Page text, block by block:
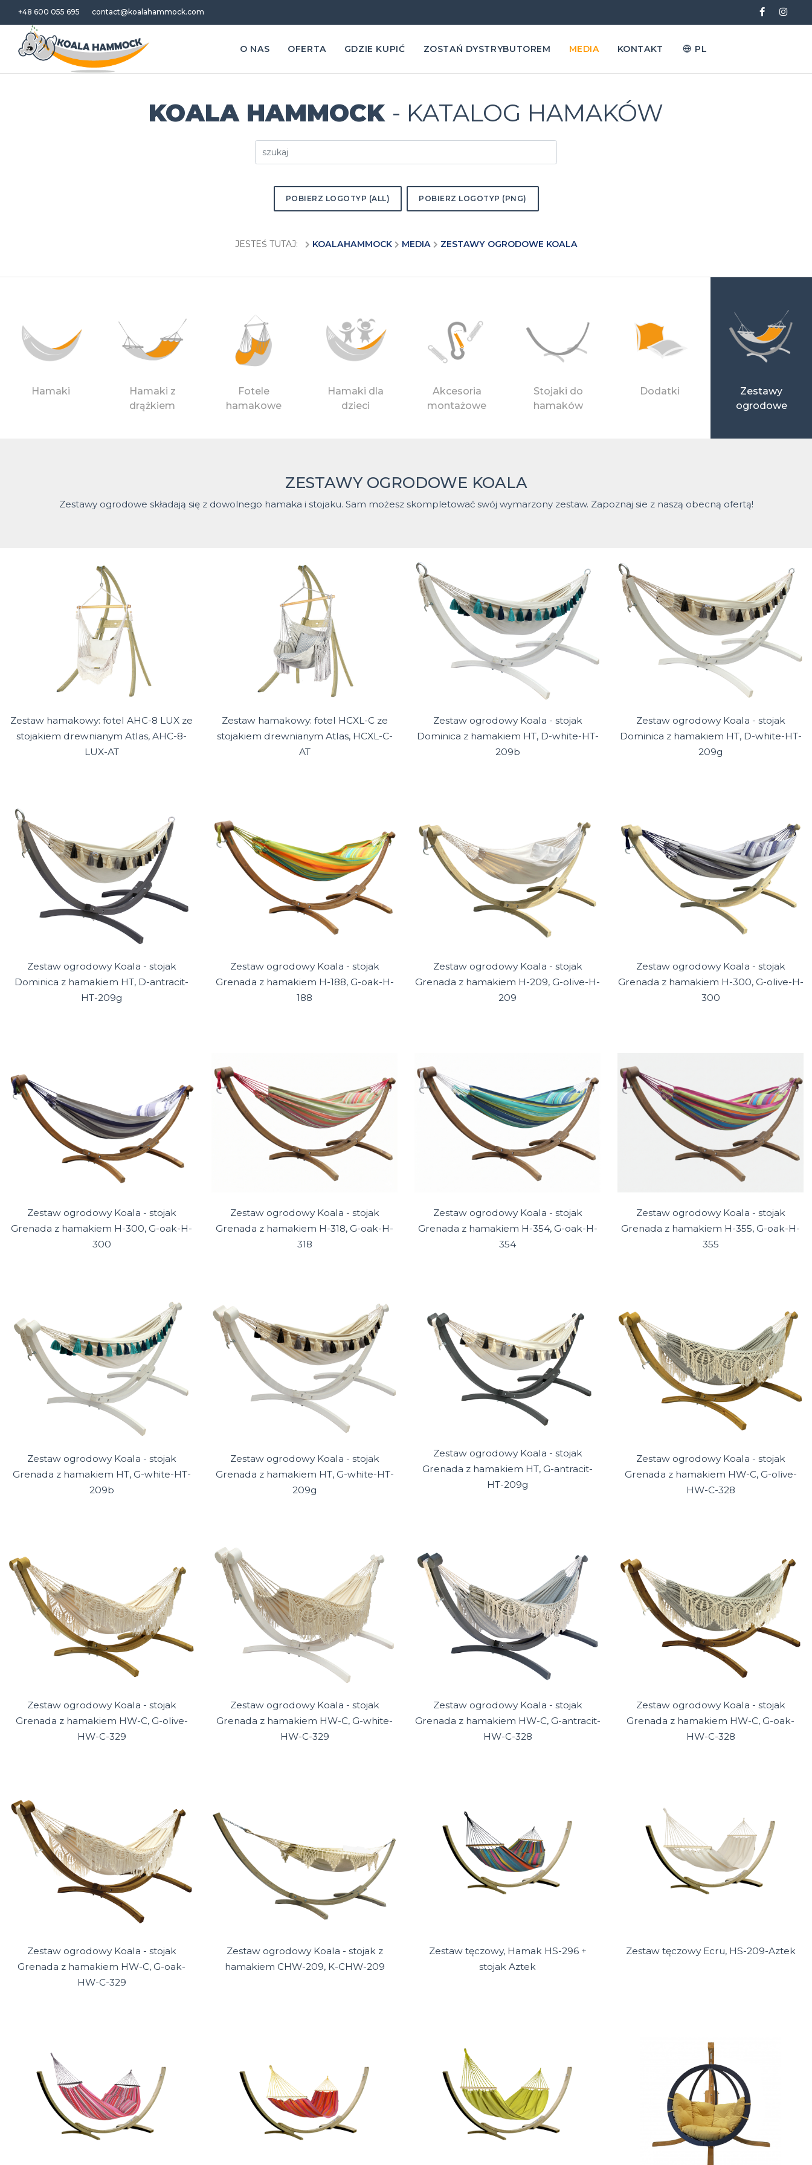
+48 600 055 695 contact@koalahammock.com
O NAS OFERTA GDZIE KUPIĆ ZOSTAŃ DYSTRYBUTOREM MEDIA KONTAKT PL
KOALA HAMMOCK - KATALOG HAMAKÓW
POBIERZ LOGOTYP (ALL) POBIERZ LOGOTYP (PNG)
JESTEŚ TUTAJ: KOALAHAMMOCK MEDIA ZESTAWY OGRODOWE KOALA
Hamaki
Hamaki z
drążkiem
Fotele
hamakowe
Hamaki dla
dzieci
Akcesoria
montażowe
Stojaki do
hamaków
Dodatki
Zestawy
ogrodowe
ZESTAWY OGRODOWE KOALA
Zestawy ogrodowe składają się z dowolnego hamaka i stojaku. Sam możesz skompletować swój wymarzony zestaw. Zapoznaj sie z naszą obecną ofertą!
Zestaw hamakowy: fotel AHC-8 LUX ze
stojakiem drewnianym Atlas, AHC-8-
LUX-AT
Zestaw hamakowy: fotel HCXL-C ze
stojakiem drewnianym Atlas, HCXL-C-
AT
Zestaw ogrodowy Koala - stojak
Dominica z hamakiem HT, D-white-HT-
209b
Zestaw ogrodowy Koala - stojak
Dominica z hamakiem HT, D-white-HT-
209g
Zestaw ogrodowy Koala - stojak
Dominica z hamakiem HT, D-antracit-
HT-209g
Zestaw ogrodowy Koala - stojak
Grenada z hamakiem H-188, G-oak-H-
188
Zestaw ogrodowy Koala - stojak
Grenada z hamakiem H-209, G-olive-H-
209
Zestaw ogrodowy Koala - stojak
Grenada z hamakiem H-300, G-olive-H-
300
Zestaw ogrodowy Koala - stojak
Grenada z hamakiem H-300, G-oak-H-
300
Zestaw ogrodowy Koala - stojak
Grenada z hamakiem H-318, G-oak-H-
318
Zestaw ogrodowy Koala - stojak
Grenada z hamakiem H-354, G-oak-H-
354
Zestaw ogrodowy Koala - stojak
Grenada z hamakiem H-355, G-oak-H-
355
Zestaw ogrodowy Koala - stojak
Grenada z hamakiem HT, G-white-HT-
209b
Zestaw ogrodowy Koala - stojak
Grenada z hamakiem HT, G-white-HT-
209g
Zestaw ogrodowy Koala - stojak
Grenada z hamakiem HT, G-antracit-
HT-209g
Zestaw ogrodowy Koala - stojak
Grenada z hamakiem HW-C, G-olive-
HW-C-328
Zestaw ogrodowy Koala - stojak
Grenada z hamakiem HW-C, G-olive-
HW-C-329
Zestaw ogrodowy Koala - stojak
Grenada z hamakiem HW-C, G-white-
HW-C-329
Zestaw ogrodowy Koala - stojak
Grenada z hamakiem HW-C, G-antracit-
HW-C-328
Zestaw ogrodowy Koala - stojak
Grenada z hamakiem HW-C, G-oak-
HW-C-328
Zestaw ogrodowy Koala - stojak
Grenada z hamakiem HW-C, G-oak-
HW-C-329
Zestaw ogrodowy Koala - stojak z
hamakiem CHW-209, K-CHW-209
Zestaw tęczowy, Hamak HS-296 +
stojak Aztek
Zestaw tęczowy Ecru, HS-209-Aztek